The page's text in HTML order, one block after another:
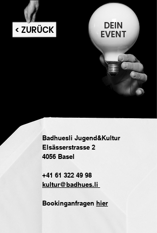
DEIN
EVENT
< ZURÜCK
Badhuesli Jugend&Kultur
Elsässerstrasse 2
4056 Basel
+41 61 322 49 98
kultur@badhues.li
Bookinganfragen hier